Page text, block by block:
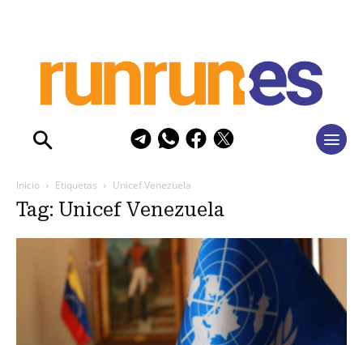
Inicio Etiquetas Unicef Venezuela
Tag: Unicef Venezuela